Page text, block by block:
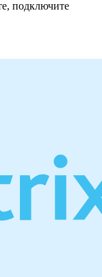
подключите